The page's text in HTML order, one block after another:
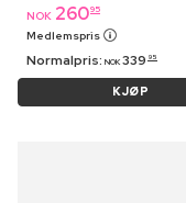
NOK 26095
Medlemspris
Normalpris: NOK 339 95
KJØP